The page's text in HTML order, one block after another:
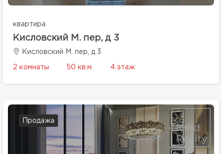
квартира
Кисловский М. пер, д 3
Кисловский М. пер, д 3
2 комнаты 50 кв.м. 4 этаж
Продажа